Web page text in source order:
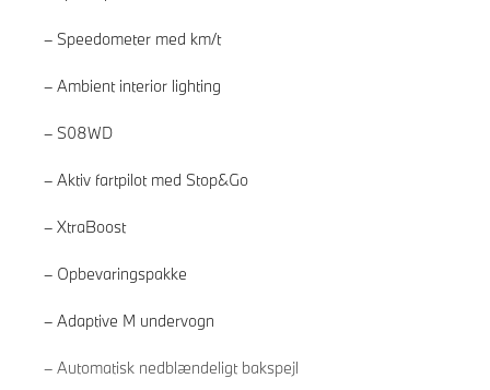
Speedometer med km/t
Ambient interior lighting
S08WD
Aktiv fartpilot med Stop&Go
XtraBoost
Opbevaringspakke
Adaptive M undervogn
Automatisk nedblændeligt bakspejl
Læs mere